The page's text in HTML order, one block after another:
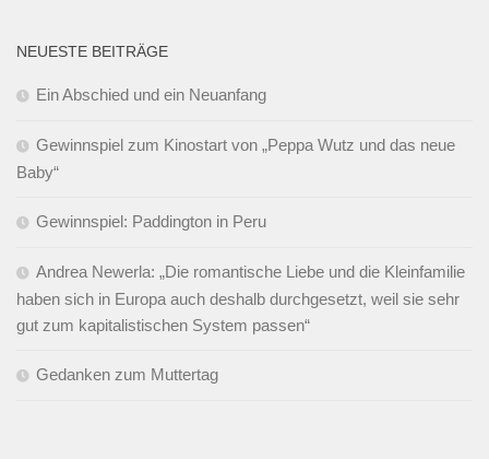
NEUESTE BEITRÄGE
Ein Abschied und ein Neuanfang
Gewinnspiel zum Kinostart von „Peppa Wutz und das neue
Baby“
Gewinnspiel: Paddington in Peru
Andrea Newerla: „Die romantische Liebe und die Kleinfamilie
haben sich in Europa auch deshalb durchgesetzt, weil sie sehr
gut zum kapitalistischen System passen“
Gedanken zum Muttertag